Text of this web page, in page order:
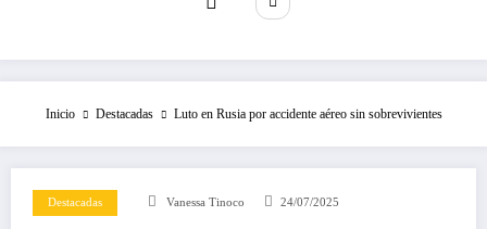
Inicio Destacadas Luto en Rusia por accidente aéreo sin sobrevivientes
Destacadas Vanessa Tinoco 24/07/2025